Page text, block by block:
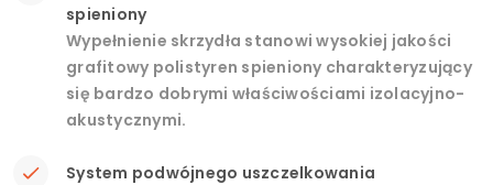
spieniony
Wypełnienie skrzydła stanowi wysokiej jakości
grafitowy polistyren spieniony charakteryzujący
się bardzo dobrymi właściwościami izolacyjno-
akustycznymi.
System podwójnego uszczelkowania